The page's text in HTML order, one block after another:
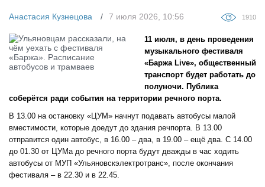
Анастасия Кузнецова 7 июля 2026, 10:56 1910
11 июля, в день проведения
музыкального фестиваля
«Баржа Live», общественный
транспорт будет работать до
полуночи. Публика
соберётся ради события на территории речного порта.
В 13.00 на остановку «ЦУМ» начнут подавать автобусы малой
вместимости, которые доедут до здания речпорта. В 13.00
отправится один автобус, в 16.00 – два, в 19.00 – ещё два. С 14.00
до 01.30 от ЦУМа до речного порта будут дважды в час ходить
автобусы от МУП «Ульяновскэлектротранс», после окончания
фестиваля – в 22.30 и в 22.45.